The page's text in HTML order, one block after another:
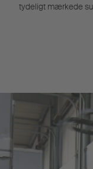
tydeligt mærkede